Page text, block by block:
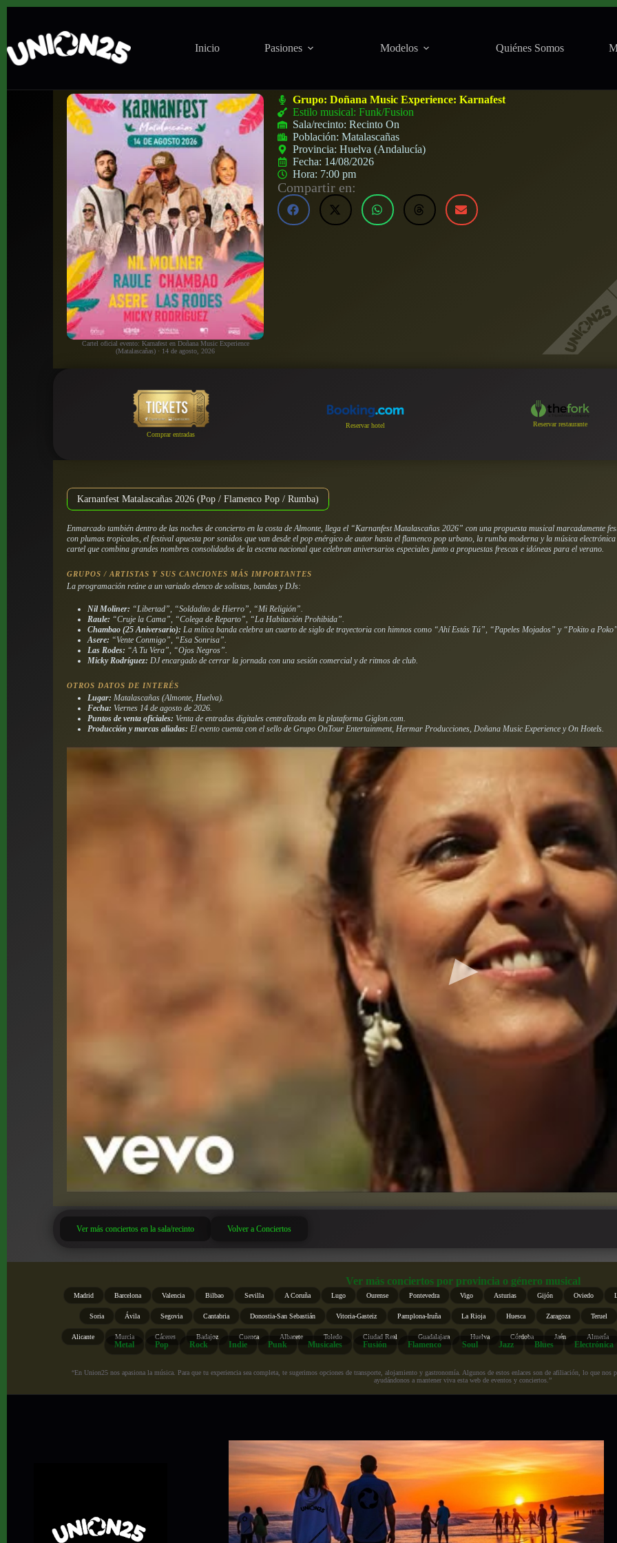
Inicio Pasiones Modelos Quiénes Somos
Cartel oficial evento: Karnafest en Doñana Music Experience
(Matalascañas) · 14 de agosto, 2026
Grupo:Doñana Music Experience: Karnafest
Estilo musical: Funk/Fusion
Sala/recinto:Recinto On
Población:Matalascañas
Provincia:Huelva (Andalucía)
Fecha: 14/08/2026
Hora: 7:00 pm
Compartir en:
Comprar entradas
Reservar hotel Reservar restaurante
Karnanfest Matalascañas 2026 (Pop / Flamenco Pop / Rumba)
Enmarcado también dentro de las noches de concierto en la costa de Almonte, llega el “Karnanfest Matalascañas 2026” con una propuesta musical marcadamente
con plumas tropicales, el festival apuesta por sonidos que van desde el pop enérgico de autor hasta el flamenco pop urbano, la rumba moderna y la música
cartel que combina grandes nombres consolidados de la escena nacional que celebran aniversarios especiales junto a propuestas frescas e idóneas para el verano.
GRUPOS / ARTISTAS Y SUS CANCIONES MÁS IMPORTANTES
La programación reúne a un variado elenco de solistas, bandas y DJs:
Nil Moliner: “Libertad”, “Soldadito de Hierro”, “Mi Religión”.
Raule: “Cruje la Cama”, “Colega de Reparto”, “La Habitación Prohibida”.
Chambao (25 Aniversario): La mítica banda celebra un cuarto de siglo de trayectoria con himnos como “Ahí Estás Tú”, “Papeles Mojados” y “Pokito a
Asere: “Vente Conmigo”, “Esa Sonrisa”.
Las Rodes: “A Tu Vera”, “Ojos Negros”.
Micky Rodríguez: DJ encargado de cerrar la jornada con una sesión comercial y de ritmos de club.
OTROS DATOS DE INTERÉS
Lugar: Matalascañas (Almonte, Huelva).
Fecha: Viernes 14 de agosto de 2026.
Puntos de venta oficiales: Venta de entradas digitales centralizada en la plataforma Giglon.com.
Producción y marcas aliadas: El evento cuenta con el sello de Grupo OnTour Entertainment, Hermar Producciones, Doñana Music Experience y On Hotels.
Ver más conciertos en la sala/recinto Volver a Conciertos
Ver más conciertos por provincia o género musical
Madrid Barcelona Valencia Bilbao Sevilla A Coruña Lugo Ourense Pontevedra Vigo Asturias Gijón Oviedo
Soria Ávila Segovia Cantabria Donostia-San Sebastián Vitoria-Gasteiz Pamplona-Iruña La Rioja Huesca Zaragoza Teruel
Alicante Murcia Cáceres Badajoz Cuenca Albacete Toledo Ciudad Real Guadalajara Huelva Córdoba Jaén Almería
Metal Pop Rock Indie Punk Musicales Fusión Flamenco Soul Jazz Blues Electrónica
“En Union25 nos apasiona la música. Para que tu experiencia sea completa, te sugerimos opciones de transporte, alojamiento y gastronomía. Algunos de estos enlaces son de afiliación, lo que nos
ayudándonos a mantener viva esta web de eventos y conciertos.”